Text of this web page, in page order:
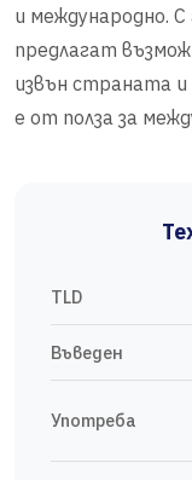
и международно. С
предлагат
извън страната
е от полза за
TLD
Въведен
Употреба